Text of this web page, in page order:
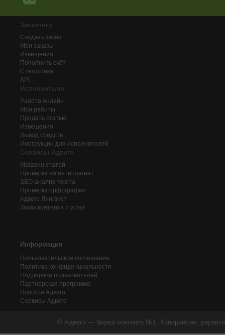
Заказчику
Создать заказ
Мои заказы
Извещения
Пополнить счёт
Статистика
API
Исполнителю
Работа онлайн
Мои работы
Продать статью
Извещения
Вывод средств
Инструкции для исполнителей
Сервисы Адвего
Магазин статей
Проверка на антиплагиат
SEO-анализ текста
Проверка орфографии
Адвего Лингвист
Заказ контента и услуг
Информация
Пользовательское соглашение
Политика конфиденциальности
Поддержка пользователей
Партнерская программа
Новости Адвего
Сервисы Адвего
© Адвего — биржа контента №1. Копирайтинг,